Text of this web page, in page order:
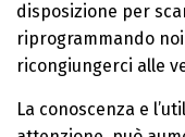
disposizione per
riprogrammando
ricongiungerci alle
La conoscenza e